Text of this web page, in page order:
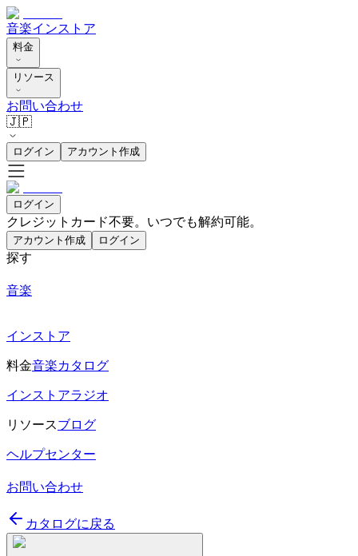
音楽インストア
料金
リソース
お問い合わせ
🇯🇵
ログイン アカウント作成
ログイン
クレジットカード不要。いつでも解約可能。
アカウント作成 ログイン
探す
音楽
インストア
料金音楽カタログ
インストアラジオ
リソースブログ
ヘルプセンター
お問い合わせ
カタログに戻る